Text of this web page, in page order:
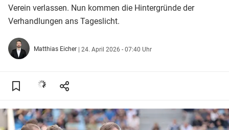
Verein verlassen. Nun kommen die Hintergründe der
Verhandlungen ans Tageslicht.
Matthias Eicher | 24. April 2026 - 07:40 Uhr